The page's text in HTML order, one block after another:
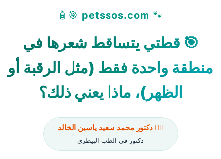
🐾
petssos.com
🎯🧴
🎯 قطتي يتساقط شعرها في
منطقة واحدة فقط (مثل الرقبة أو
الظهر)، ماذا يعني ذلك؟
👨‍⚕️ دكتور محمد سعيد ياسين الخالد
دكتور في الطب البيطري